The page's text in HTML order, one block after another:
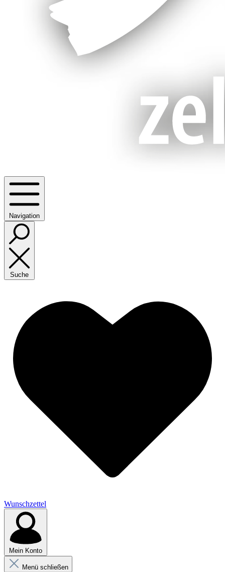
Navigation
Suche
Wunschzettel
Mein Konto
Menü schließen